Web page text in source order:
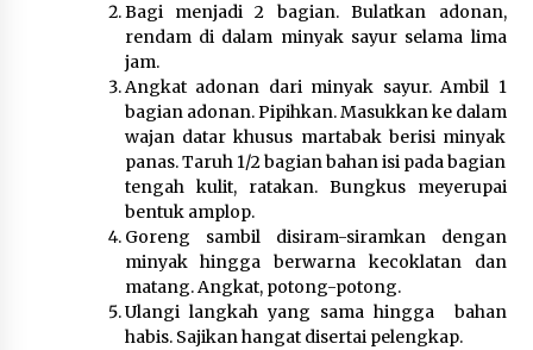
Dikunjungi PWI, Wawan Fauzi: Peran
Media Bisa Berdampak Besar
6 Agustus 2026
Bagi menjadi 2 bagian. Bulatkan adonan,
rendam di dalam minyak sayur selama lima
jam.
Angkat adonan dari minyak sayur. Ambil 1
bagian adonan. Pipihkan. Masukkan ke dalam
wajan datar khusus martabak berisi minyak
panas. Taruh 1/2 bagian bahan isi pada bagian
tengah kulit, ratakan. Bungkus meyerupai
bentuk amplop.
Goreng sambil disiram-siramkan dengan
minyak hingga berwarna kecoklatan dan
matang. Angkat, potong-potong.
Ulangi langkah yang sama hingga bahan
habis. Sajikan hangat disertai pelengkap.